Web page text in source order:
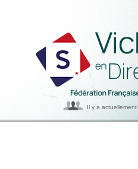
Il y a actuellement